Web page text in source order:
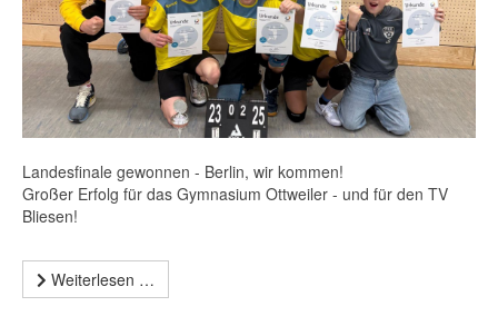
Landesfinale gewonnen - Berlin, wir kommen!
Großer Erfolg für das Gymnasium Ottweiler - und für den TV
Bliesen!
Weiterlesen …